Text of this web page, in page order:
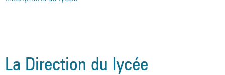
La Direction du lycée